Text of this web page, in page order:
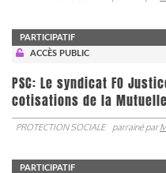
PARTICIPATIF
ACCÈS PUBLIC
PSC: Le syndicat FO
cotisations de la
PROTECTION SOCIALE parrainé par
PARTICIPATIF